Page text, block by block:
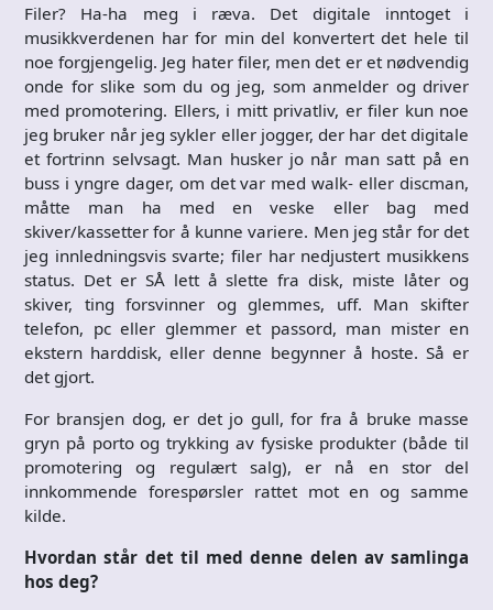
Filer? Ha-ha meg i ræva. Det digitale inntoget i
musikkverdenen har for min del konvertert det hele til
noe forgjengelig. Jeg hater filer, men det er et nødvendig
onde for slike som du og jeg, som anmelder og driver
med promotering. Ellers, i mitt privatliv, er filer kun noe
jeg bruker når jeg sykler eller jogger, der har det digitale
et fortrinn selvsagt. Man husker jo når man satt på en
buss i yngre dager, om det var med walk- eller discman,
måtte man ha med en veske eller bag med
skiver/kassetter for å kunne variere. Men jeg står for det
jeg innledningsvis svarte; filer har nedjustert musikkens
status. Det er SÅ lett å slette fra disk, miste låter og
skiver, ting forsvinner og glemmes, uff. Man skifter
telefon, pc eller glemmer et passord, man mister en
ekstern harddisk, eller denne begynner å hoste. Så er
det gjort.
For bransjen dog, er det jo gull, for fra å bruke masse
gryn på porto og trykking av fysiske produkter (både til
promotering og regulært salg), er nå en stor del
innkommende forespørsler rattet mot en og samme
kilde.
Hvordan står det til med denne delen av samlinga
hos deg?